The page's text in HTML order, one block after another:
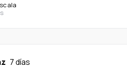
7 días